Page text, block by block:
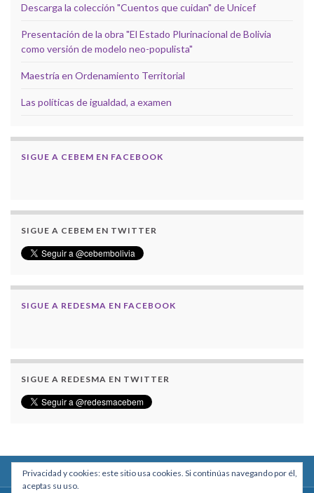
Descarga la colección "Cuentos que cuidan" de Unicef
Presentación de la obra "El Estado Plurinacional de Bolivia
como versión de modelo neo-populista"
Maestría en Ordenamiento Territorial
Las políticas de igualdad, a examen
SIGUE A CEBEM EN FACEBOOK
SIGUE A CEBEM EN TWITTER
SIGUE A REDESMA EN FACEBOOK
SIGUE A REDESMA EN TWITTER
Privacidad y cookies: este sitio usa cookies. Si continúas navegando por él,
aceptas su uso.